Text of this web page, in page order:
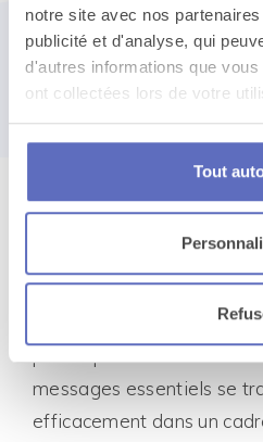
notre site avec nos
publicité et d'analyse, qui
d'autres informations que
ont collectées lors de votre
Tout
qui
impact
et
sur-
Nous transformons
en une expérience
convivialité, l’engagement
messages essentiels se
efficacement dans un